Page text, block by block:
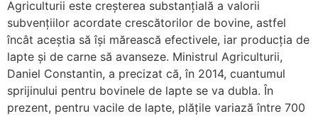
Agriculturii este creșterea substanțială a valorii
subvențiilor acordate crescătorilor de bovine, astfel
încât aceștia să își mărească efectivele, iar producția de
lapte și de carne să avanseze. Ministrul Agriculturii,
Daniel Constantin, a precizat că, în 2014, cuantumul
sprijinului pentru bovinele de lapte se va dubla. În
prezent, pentru vacile de lapte, plățile variază între 700